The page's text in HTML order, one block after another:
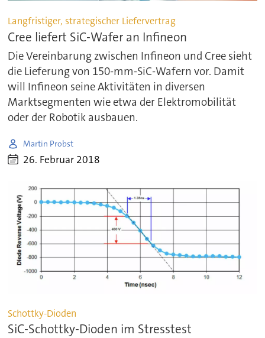
Langfristiger, strategischer Liefervertrag
Cree liefert SiC-Wafer an Infineon
Die Vereinbarung zwischen Infineon und Cree sieht
die Lieferung von 150-mm-SiC-Wafern vor. Damit
will Infineon seine Aktivitäten in diversen
Marktsegmenten wie etwa der Elektromobilität
oder der Robotik ausbauen.
Martin Probst
26. Februar 2018
Schottky-Dioden
SiC-Schottky-Dioden im Stresstest